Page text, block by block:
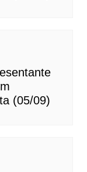
(05/09)